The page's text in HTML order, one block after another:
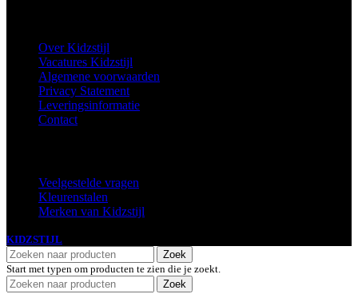
Over Kidzstijl
Vacatures Kidzstijl
Algemene voorwaarden
Privacy Statement
Leveringsinformatie
Contact
Veelgestelde vragen
Kleurenstalen
Merken van Kidzstijl
KIDZSTIJL
Zoek
Start met typen om producten te zien die je zoekt.
Zoek